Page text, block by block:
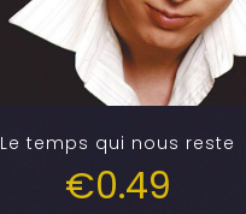
Le temps qui nous reste
€0.49